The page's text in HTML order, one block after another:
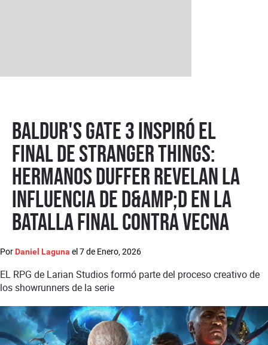
Baldur's Gate 3 inspiró el
final de Stranger Things:
hermanos Duffer revelan la
influencia de D&amp;D en la
batalla final contra Vecna
Por Daniel Laguna el7 de Enero, 2026
EL RPG de Larian Studios formó parte del proceso creativo de
los showrunners de la serie